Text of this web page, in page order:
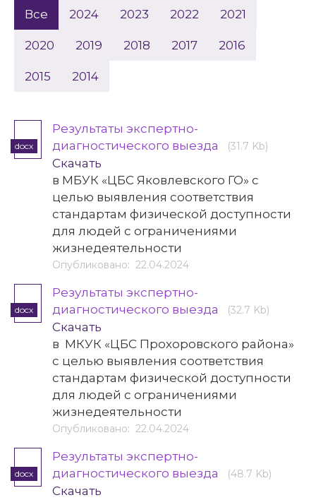
Все 2024 2023 2022 2021
2020 2019 2018 2017 2016
2015 2014
docx
Результаты экспертно-
диагностического выезда
(31.7 Kb)
Скачать
в МБУК «ЦБС Яковлевского ГО» с
целью выявления соответствия
стандартам физической доступности
для людей с ограничениями
жизнедеятельности
Опубликовано: 22.04.2024
docx
Результаты экспертно-
диагностического выезда
(32.7 Kb)
Скачать
в МКУК «ЦБС Прохоровского района»
с целью выявления соответствия
стандартам физической доступности
для людей с ограничениями
жизнедеятельности
Опубликовано: 22.04.2024
docx
Результаты экспертно-
диагностического выезда
(48.7 Kb)
Скачать